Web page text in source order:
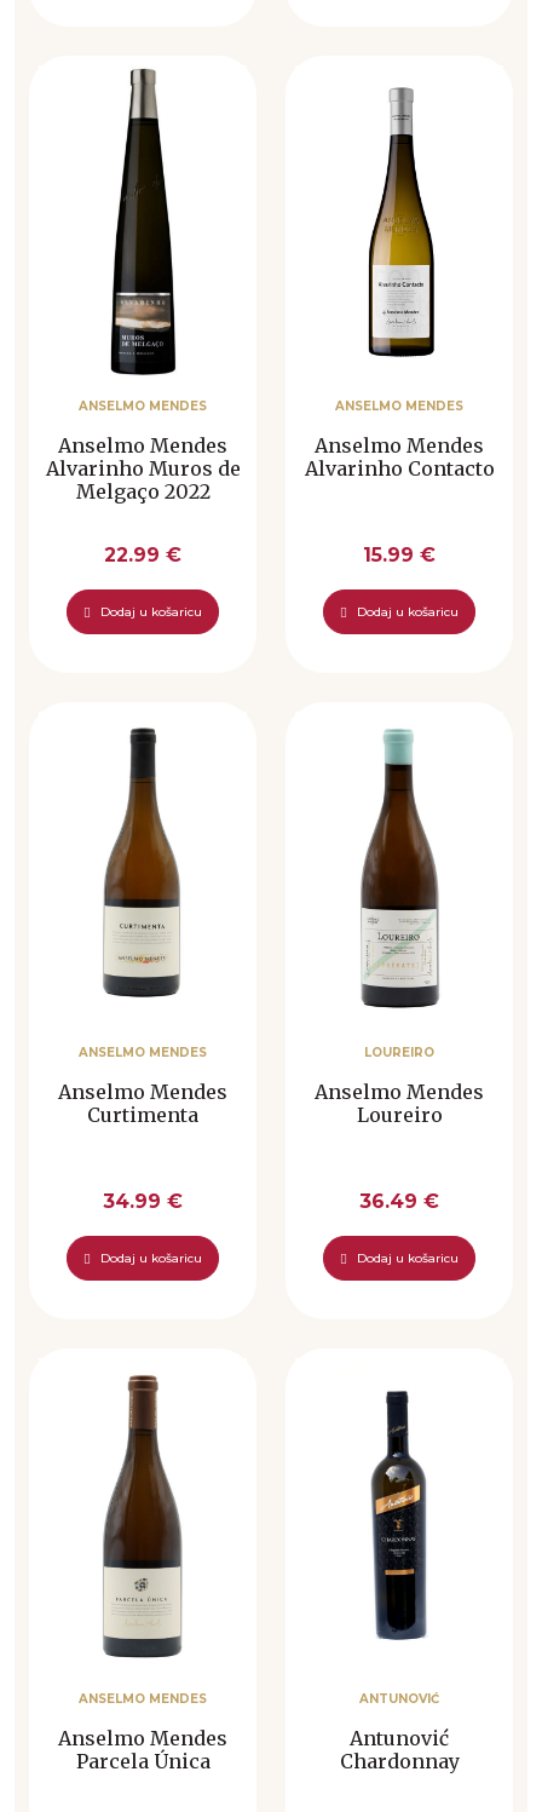
ANSELMO MENDES
Anselmo Mendes
Alvarinho Muros de
Melgaço 2022
22.99 €
Dodaj u košaricu
ANSELMO MENDES
Anselmo Mendes
Alvarinho Contacto
15.99 €
Dodaj u košaricu
ANSELMO MENDES
Anselmo Mendes
Curtimenta
34.99 €
Dodaj u košaricu
LOUREIRO
Anselmo Mendes
Loureiro
36.49 €
Dodaj u košaricu
ANSELMO MENDES
Anselmo Mendes
Parcela Única
ANTUNOVIĆ
Antunović
Chardonnay